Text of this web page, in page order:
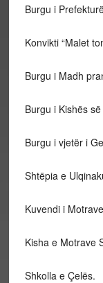
Burgu i
Konvikti “Malet
Burgu i Madh
Burgu i Kishës
Burgu i vjetër i
Shtëpia e
Kuvendi i
Kisha e Motrave
Shkolla e Çelës.